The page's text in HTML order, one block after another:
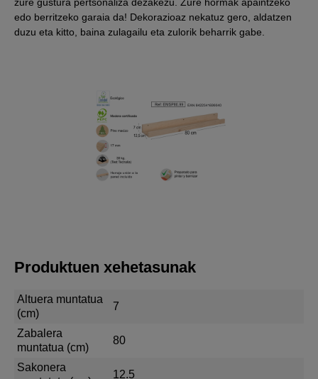
zure gustura pertsonaliza dezakezu. Zure hormak apaintzeko
edo berritzeko garaia da! Dekorazioaz nekatuz gero, aldatzen
duzu eta kitto, baina zulagailu eta zulorik beharrik gabe.
Produktuen xehetasunak
Altuera muntatua
(cm)
7
Zabalera
muntatua (cm)
80
Sakonera
12.5